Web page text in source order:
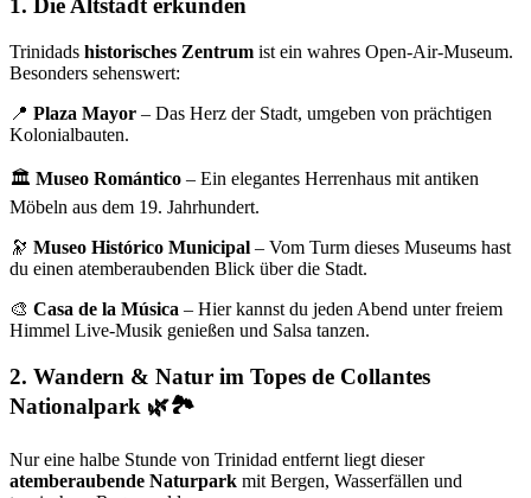
1. Die Altstadt erkunden
Trinidads historisches Zentrum ist ein wahres Open-Air-Museum.
Besonders sehenswert:
📍 Plaza Mayor – Das Herz der Stadt, umgeben von prächtigen
Kolonialbauten.
🏛 Museo Romántico – Ein elegantes Herrenhaus mit antiken
Möbeln aus dem 19. Jahrhundert.
🔭 Museo Histórico Municipal – Vom Turm dieses Museums hast
du einen atemberaubenden Blick über die Stadt.
🎨 Casa de la Música – Hier kannst du jeden Abend unter freiem
Himmel Live-Musik genießen und Salsa tanzen.
2. Wandern & Natur im Topes de Collantes
Nationalpark 🌿🏞
Nur eine halbe Stunde von Trinidad entfernt liegt dieser
atemberaubende Naturpark mit Bergen, Wasserfällen und